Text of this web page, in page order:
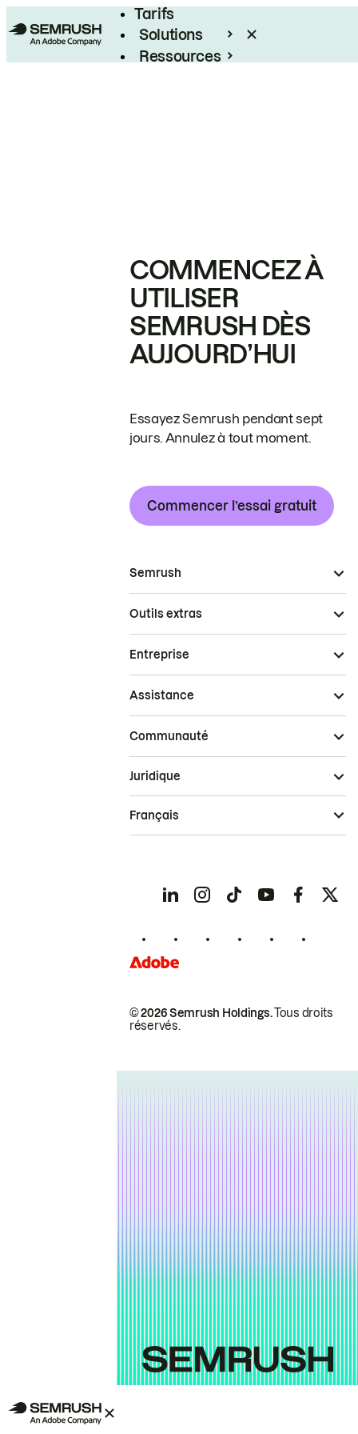
Tarifs
Solutions
Ressources
COMMENCEZ À
UTILISER
SEMRUSH DÈS
AUJOURD’HUI
Essayez Semrush pendant sept
jours. Annulez à tout moment.
Commencer l’essai gratuit
Semrush
Outils extras
Entreprise
Assistance
Communauté
© 2026 Semrush Holdings.Tous droits
réservés.
Juridique
Français